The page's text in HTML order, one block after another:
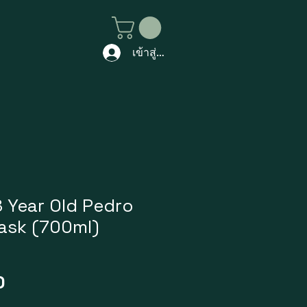
เข้าสู่ระบบ
Year Old Pedro
(700ml)